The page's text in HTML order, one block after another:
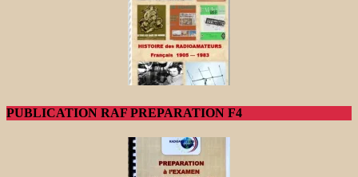
PUBLICATION RAF PREPARATION F4